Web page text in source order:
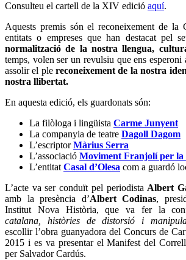
Consulteu el cartell de la XIV edició aquí.
Aquests premis són el reconeixement de la
entitats o empreses que han destacat pel
normalització de la nostra llengua,
temps, volen ser un revulsiu que ens esperoni
assolir el plereconeixement de la nostra
nostra llibertat.
En aquesta edició, els guardonats són:
La filòloga i lingüista Carme Junyent
La companyia de teatre Dagoll Dagom
L’escriptorMàrius Serra
L’associació Moviment Franjolí per la
L’entitat Casal d’Olesa com a guardó
L’acte va ser conduït pel periodista Albert
amb la presència d’Albert Codinas,
Institut Nova Història, que va fer la
catalana, històries de distorsió i
escollir l’obra guanyadora del Concurs de
2015 i es va presentar el Manifest del
per Salvador Cardús.